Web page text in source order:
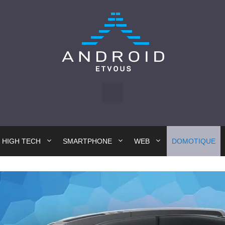
HIGH TECH SMARTPHONE WEB DOMOTIQUE